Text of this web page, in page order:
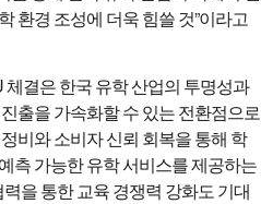
환경 조성에 더욱 힘쓸 것”이라고
체결은 한국 유학 산업의 투명성과
출을 가속화할 수 있는 전환점으로
비와 소비자 신뢰 회복을 통해 학
측 가능한 유학 서비스를 제공하는
을 통한 교육 경쟁력 강화도 기대